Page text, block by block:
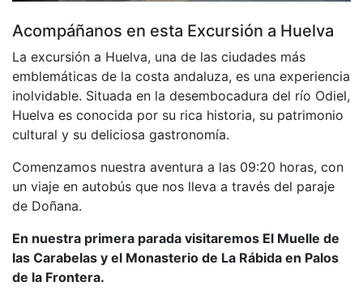
Acompáñanos en esta Excursión a Huelva
La excursión a Huelva, una de las ciudades más
emblemáticas de la costa andaluza, es una experiencia
inolvidable. Situada en la desembocadura del río Odiel,
Huelva es conocida por su rica historia, su patrimonio
cultural y su deliciosa gastronomía.
Comenzamos nuestra aventura a las 09:20 horas, con
un viaje en autobús que nos lleva a través del paraje
de Doñana.
En nuestra primera parada visitaremos El Muelle de
las Carabelas y el Monasterio de La Rábida en Palos
de la Frontera.